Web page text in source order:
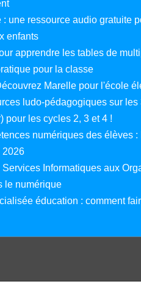
: une ressource audio gratuite
enfants
apprendre les tables de
pour la classe
Marelle pour l'école
ludo-pédagogiques sur les
pour les cycles 2, 3 et 4 !
numériques des élèves :
2026
Informatiques aux
le numérique
éducation : comment